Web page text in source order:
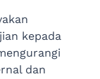
kepada
dan